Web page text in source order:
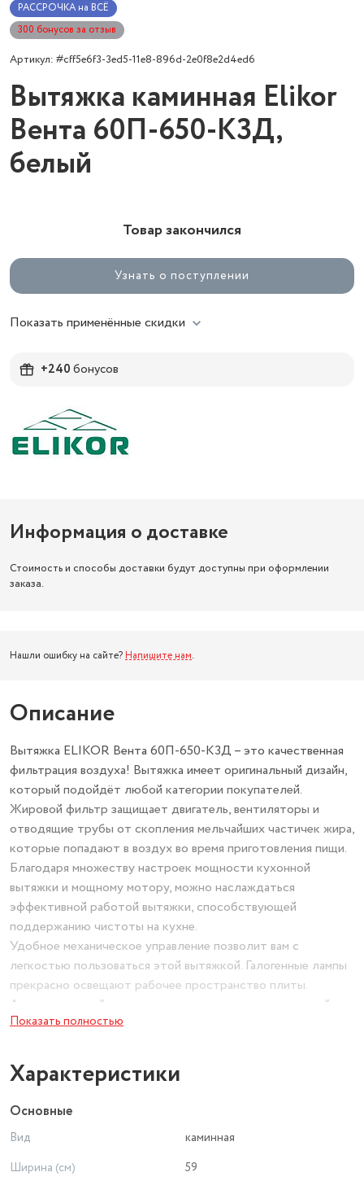
РАССРОЧКА на ВСЁ
300 бонусов за отзыв
Артикул: #cff5e6f3-3ed5-11e8-896d-2e0f8e2d4ed6
Вытяжка каминная Elikor
Вента 60П-650-К3Д,
белый
Товар закончился
Узнать о поступлении
Показать применённые скидки
+240бонусов
Информация о доставке
Стоимость и способы доставки будут доступны при оформлении
заказа.
Нашли ошибку на сайте? Напишите нам.
Описание
Вытяжка ELIKOR Вента 60П-650-К3Д – это качественная
фильтрация воздуха! Вытяжка имеет оригинальный дизайн,
который подойдёт любой категории покупателей.
Жировой фильтр защищает двигатель, вентиляторы и
отводящие трубы от скопления мельчайших частичек жира,
которые попадают в воздух во время приготовления пищи.
Благодаря множеству настроек мощности кухонной
вытяжки и мощному мотору, можно наслаждаться
эффективной работой вытяжки, способствующей
поддержанию чистоты на кухне.
Удобное механическое управление позволит вам с
легкостью пользоваться этой вытяжкой. Галогенные лампы
прекрасно освещают рабочее пространство плиты.
Антивозвратный клапан не позволяет воздуху, который
находится в воздуховоде, проникать на кухню через
Воздух на вашей кухне будет всегда оставаться свежим
благодаря высокой производительности этой вытяжки.
Благодаря красивому дизайну она идеально впишется в ваш
подобрать наиболее оптимальный вариант для вашей кухни.
Показать полностью
Характеристики
Основные
Вид
каминная
Ширина (см)
59